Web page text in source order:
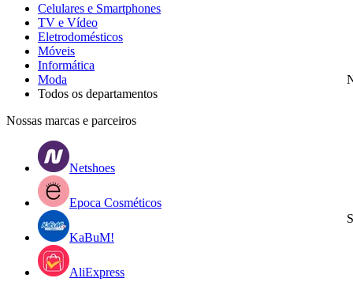
Celulares e Smartphones
TV e Vídeo
Eletrodomésticos
Móveis
Informática
Moda
Todos os departamentos
Nossas marcas e parceiros
Netshoes
Epoca Cosméticos
KaBuM!
AliExpress